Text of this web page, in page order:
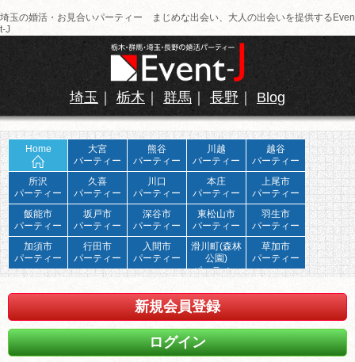
埼玉の婚活・お見合いパーティー まじめな出会い、大人の出会いを提供するEven
t-J
埼玉 ｜ 栃木 ｜ 群馬 ｜ 長野 ｜ Blog
Home
大宮
パーティー
熊谷
パーティー
川越
パーティー
越谷
パーティー
所沢
パーティー
久喜
パーティー
川口
パーティー
本庄
パーティー
上尾市
パーティー
飯能市
パーティー
坂戸市
パーティー
深谷市
パーティー
東松山市
パーティー
羽生市
パーティー
加須市
パーティー
行田市
パーティー
入間市
パーティー
滑川町(森林
公園)
パーティー
草加市
パーティー
新規会員登録
ログイン